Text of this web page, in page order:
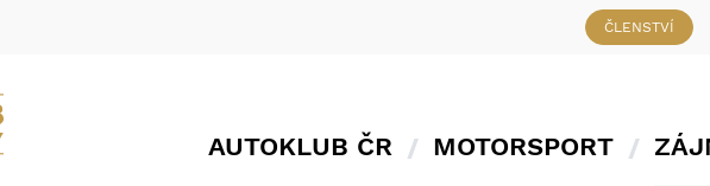
ČLENSTVÍ
AUTOKLUB ČR MOTORSPORT